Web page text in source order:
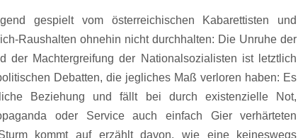
gespielt vom österreichischen Kabarettisten und
Raushalten ohnehin nicht durchhalten: Die Unruhe der
der Machtergreifung der Nationalsozialisten ist letztlich
Debatten, die jegliches Maß verloren haben: Es
Beziehung und fällt bei durch existenzielle Not,
oder Service auch einfach Gier verhärteten
kommt auf erzählt davon, wie eine keineswegs